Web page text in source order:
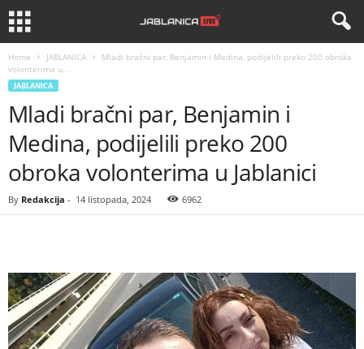
Home JABLANICA
Mladi bračni par, Benjamin i Medina, podijelili preko 200 obroka
volonterima u...
JABLANICA
Mladi bračni par, Benjamin i
Medina, podijelili preko 200
obroka volonterima u Jablanici
By Redakcija - 14 listopada, 2024 6962